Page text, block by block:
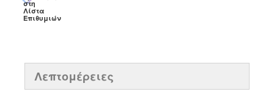
στη
Λίστα
Επιθυμιών
Λεπτομέρειες